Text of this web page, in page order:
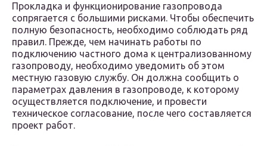
Прокладка и функционирование газопровода
сопрягается с большими рисками. Чтобы обеспечить
полную безопасность, необходимо соблюдать ряд
правил. Прежде, чем начинать работы по
подключению частного дома к централизованному
газопроводу, необходимо уведомить об этом
местную газовую службу. Он должна сообщить о
параметрах давления в газопроводе, к которому
осуществляется подключение, и провести
техническое согласование, после чего составляется
проект работ.